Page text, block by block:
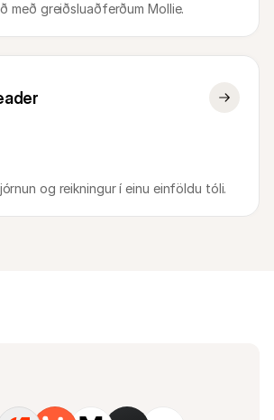
með greiðsluaðferðum Mollie.
og reikningur í einu einföldu tóli.